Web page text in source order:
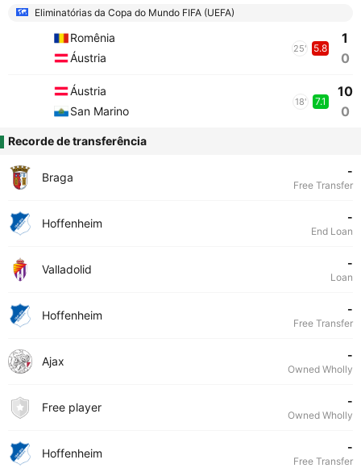
Eliminatórias da Copa do Mundo FIFA (UEFA)
Romênia
Áustria
25' 5.8
1
0
Áustria
San Marino
18' 7.1
10
0
Recorde de transferência
Braga -
Free Transfer
Hoffenheim -
End Loan
Valladolid -
Loan
Hoffenheim -
Free Transfer
Ajax -
Owned Wholly
Free player -
Owned Wholly
Hoffenheim -
Free Transfer